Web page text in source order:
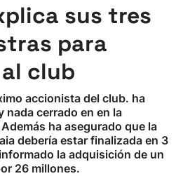
sus tres
para
club
accionista del club. ha
nada cerrado en en la
ha asegurado que la
debería estar finalizada en 3
la adquisición de un
26 millones.